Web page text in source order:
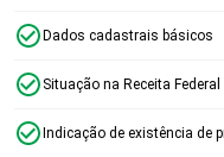
Dados cadastrais básicos
Situação na Receita Federal
Indicação de existência de